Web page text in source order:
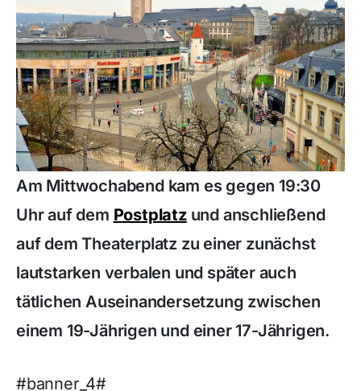
Am Mittwochabend kam es gegen 19:30
Uhr auf dem Postplatzund anschließend
auf dem Theaterplatz zu einer zunächst
lautstarken verbalen und später auch
tätlichen Auseinandersetzung zwischen
einem 19-Jährigen und einer 17-Jährigen.
#banner_4#